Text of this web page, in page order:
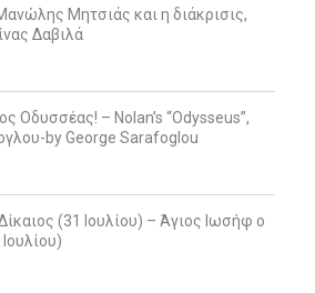
Μητσιάς και η διάκρισις,
Δαβιλά
Οδυσσέας! – Nolan’s “Odysseus”,
by George Sarafoglou
(31 Ιουλίου) – Άγιος Ιωσήφ ο